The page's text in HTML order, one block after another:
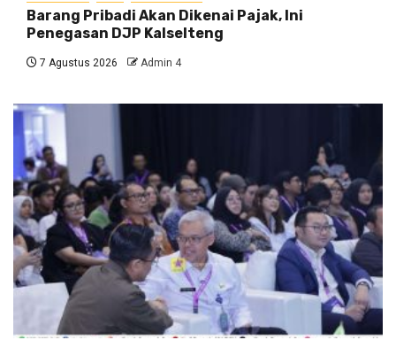
Barang Pribadi Akan Dikenai Pajak, Ini
Penegasan DJP Kalselteng
7 Agustus 2026 Admin 4